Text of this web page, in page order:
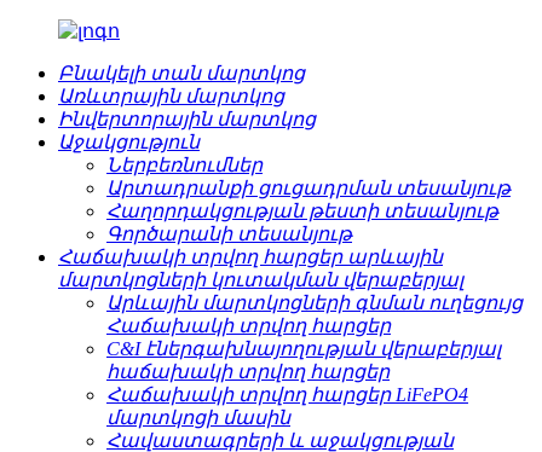
Բնակելի տան մարտկոց
Առևտրային մարտկոց
Ինվերտորային մարտկոց
Աջակցություն
Ներբեռնումներ
Արտադրանքի ցուցադրման տեսանյութ
Հաղորդակցության թեստի տեսանյութ
Գործարանի տեսանյութ
Հաճախակի տրվող հարցեր արևային
մարտկոցների կուտակման վերաբերյալ
Արևային մարտկոցների գնման ուղեցույց
Հաճախակի տրվող հարցեր
C&I էներգախնայողության վերաբերյալ
հաճախակի տրվող հարցեր
Հաճախակի տրվող հարցեր LiFePO4
մարտկոցի մասին
Հավաստագրերի և աջակցության